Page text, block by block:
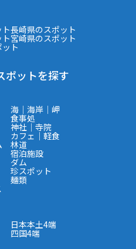
長崎県のスポット
宮崎県のスポット
ト
ポットを探す
海｜海岸｜岬
食事処
神社｜寺院
カフェ｜軽食
林道
宿泊施設
ダム
珍スポット
麺類
日本本土4端
四国4端